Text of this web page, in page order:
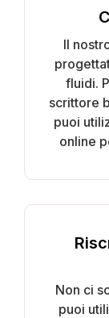
Il
fluidi.
scrittore
puoi
online
Non ci
puoi